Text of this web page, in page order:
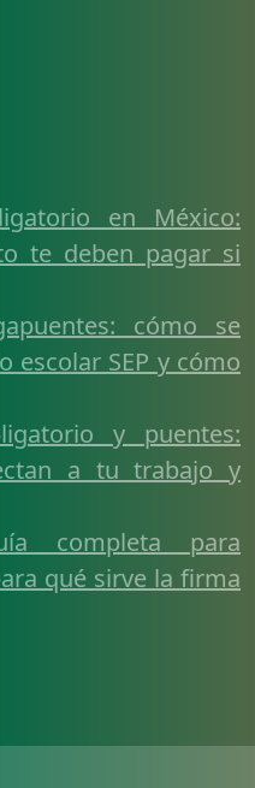
en México:
te deben pagar si
cómo se
escolar SEP y cómo
y puentes:
a tu trabajo y
completa para
qué sirve la firma